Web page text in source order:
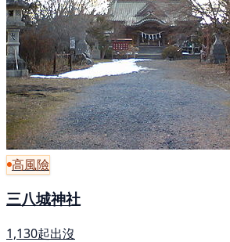
高風險
三八城神社
1,130起出沒